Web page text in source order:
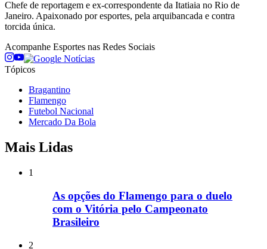
Chefe de reportagem e ex-correspondente da Itatiaia no Rio de
Janeiro. Apaixonado por esportes, pela arquibancada e contra
torcida única.
Acompanhe Esportes nas Redes Sociais
Tópicos
Bragantino
Flamengo
Futebol Nacional
Mercado Da Bola
Mais Lidas
1
As opções do Flamengo para o duelo
com o Vitória pelo Campeonato
Brasileiro
2